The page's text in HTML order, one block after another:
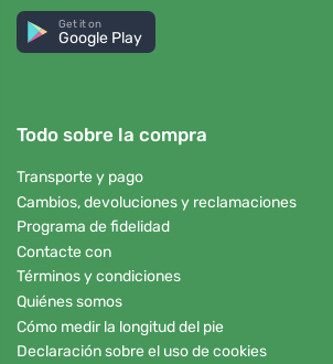
Get it on
Google Play
Todo sobre la compra
Transporte y pago
Cambios, devoluciones y reclamaciones
Programa de fidelidad
Contacte con
Términos y condiciones
Quiénes somos
Cómo medir la longitud del pie
Declaración sobre el uso de cookies